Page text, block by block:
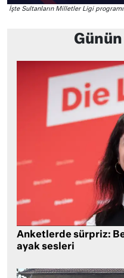
İşte Sultanların Milletler Ligi
Anketlerde sürpriz:
ayak sesleri